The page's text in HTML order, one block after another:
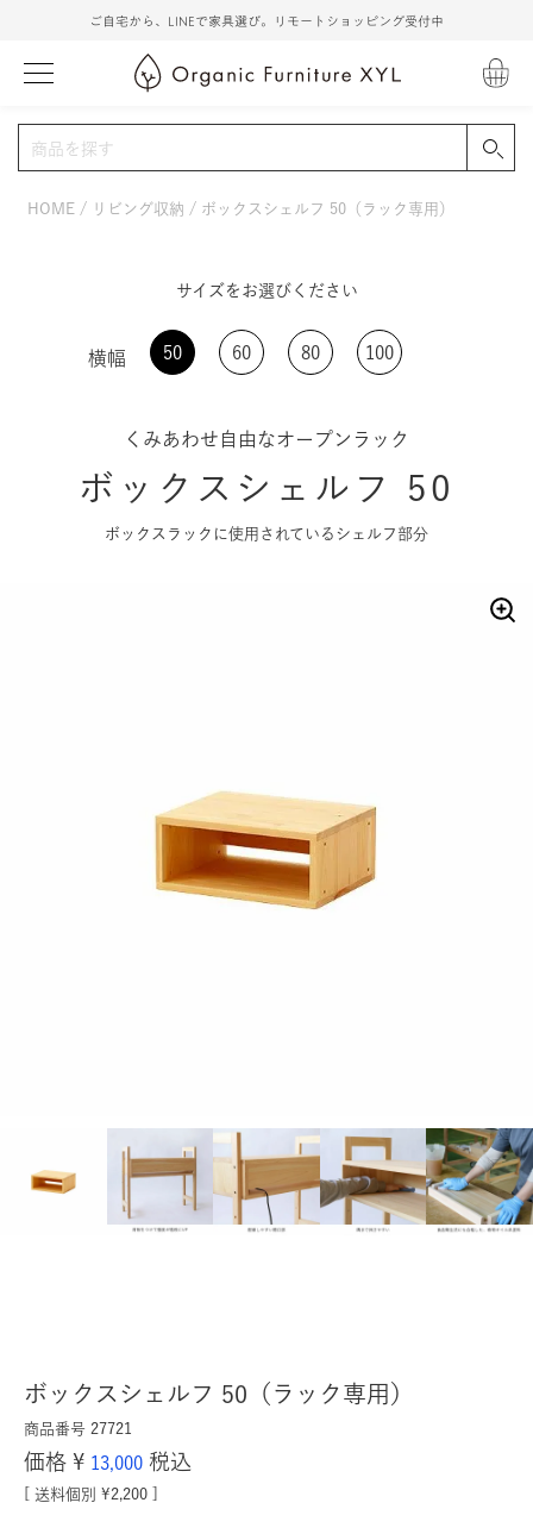
ご自宅から、LINEで家具選び。リモートショッピング受付中
HOME リビング収納 ボックスシェルフ 50（ラック専用）
サイズをお選びください
横幅 50 60 80 100
くみあわせ自由なオープンラック
ボックスシェルフ 50
ボックスラックに使用されているシェルフ部分
ボックスシェルフ 50（ラック専用）
商品番号 27721
価格 ¥ 13,000 税込
送料個別 ¥2,200